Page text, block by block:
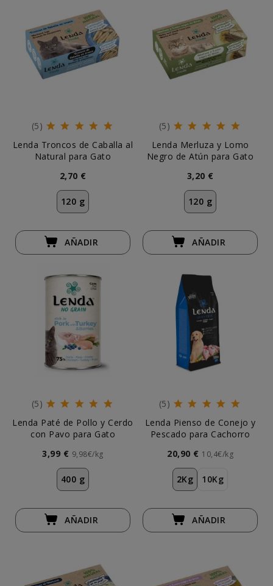
(5)
Lenda Troncos de Caballa al
Natural para Gato
2,70 €
120 g
AÑADIR
(5)
Lenda Merluza y Lomo
Negro de Atún para Gato
3,20 €
120 g
AÑADIR
(5)
Lenda Paté de Pollo y Cerdo
con Pavo para Gato
3,99 € 9,98€/kg
400 g
AÑADIR
(5)
Lenda Pienso de Conejo y
Pescado para Cachorro
20,90 € 10,4€/kg
2Kg 10Kg
AÑADIR